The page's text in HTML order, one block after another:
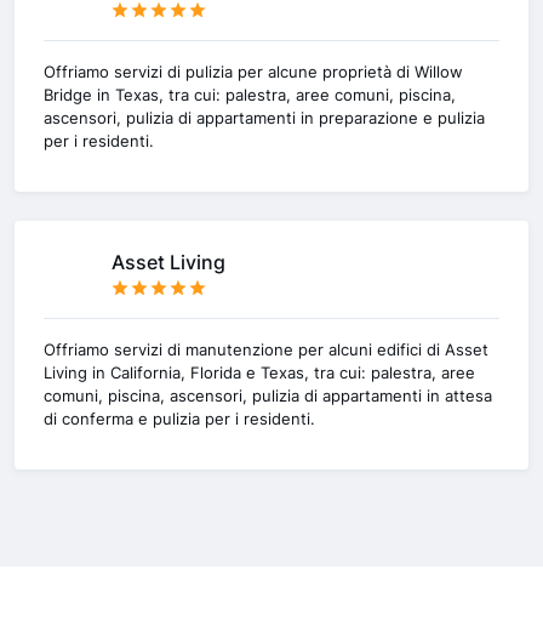
Offriamo servizi di pulizia per alcune proprietà di Willow
Bridge in Texas, tra cui: palestra, aree comuni, piscina,
ascensori, pulizia di appartamenti in preparazione e pulizia
per i residenti.
Asset Living
Offriamo servizi di manutenzione per alcuni edifici di Asset
Living in California, Florida e Texas, tra cui: palestra, aree
comuni, piscina, ascensori, pulizia di appartamenti in attesa
di conferma e pulizia per i residenti.